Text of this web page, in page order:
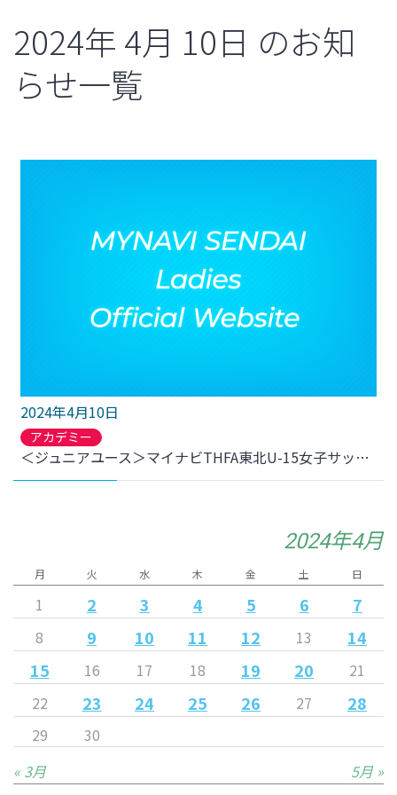
2024年 4月 10日 のお知
らせ一覧
2024年4月10日
アカデミー
＜ジュニアユース＞マイナビTHFA東北U-15女子サッカーリーグ 2024 試合日程のお知らせ
2024年4月
月 火 水 木 金 土 日
1 2 3 4 5 6 7
8 9 10 11 12 13
14
15
16 17 18 19 20
21
22
23 24 25 26 27 28
29
30
« 3月
5月 »